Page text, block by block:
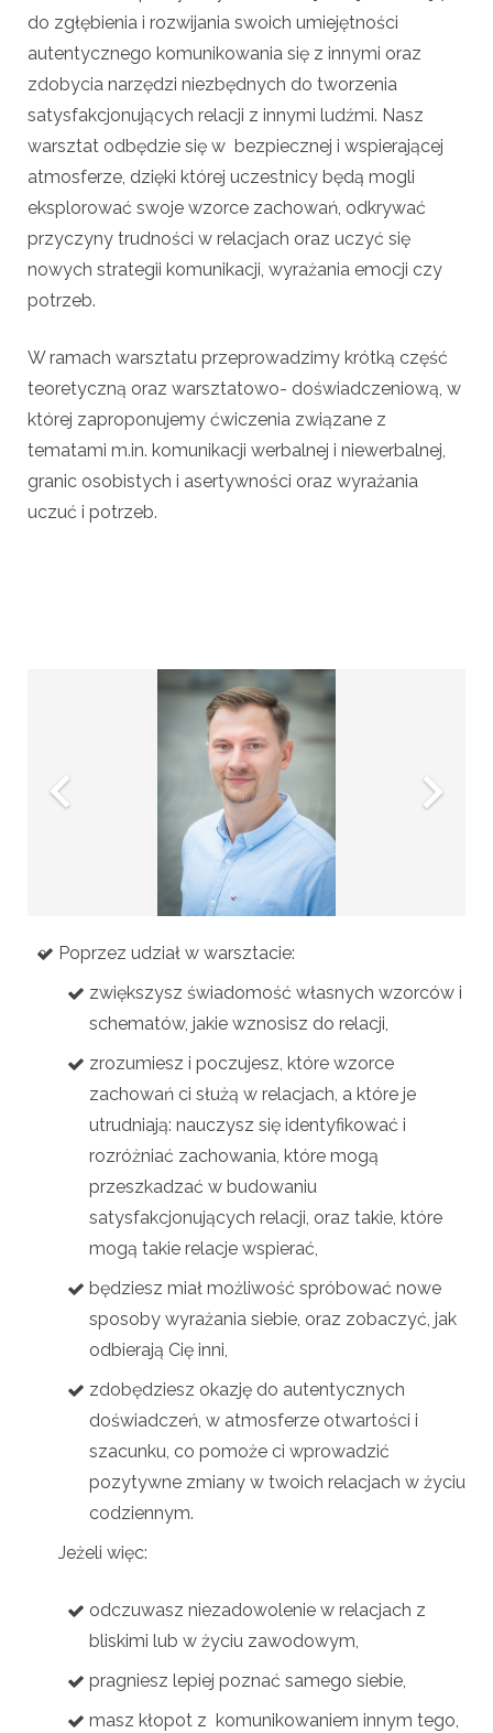
do zgłębienia i rozwijania swoich umiejętności
autentycznego komunikowania się z innymi oraz
zdobycia narzędzi niezbędnych do tworzenia
satysfakcjonujących relacji z innymi ludźmi. Nasz
warsztat odbędzie się w bezpiecznej i wspierającej
atmosferze, dzięki której uczestnicy będą mogli
eksplorować swoje wzorce zachowań, odkrywać
przyczyny trudności w relacjach oraz uczyć się
nowych strategii komunikacji, wyrażania emocji czy
potrzeb.
W ramach warsztatu przeprowadzimy krótką część
teoretyczną oraz warsztatowo- doświadczeniową, w
której zaproponujemy ćwiczenia związane z
tematami m.in. komunikacji werbalnej i niewerbalnej,
granic osobistych i asertywności oraz wyrażania
uczuć i potrzeb.
Poprzez udział w warsztacie:
zwiększysz świadomość własnych wzorców i
schematów, jakie wznosisz do relacji,
zrozumiesz i poczujesz, które wzorce
zachowań ci służą w relacjach, a które je
utrudniają: nauczysz się identyfikować i
rozróżniać zachowania, które mogą
przeszkadzać w budowaniu
satysfakcjonujących relacji, oraz takie, które
mogą takie relacje wspierać,
będziesz miał możliwość spróbować nowe
sposoby wyrażania siebie, oraz zobaczyć, jak
odbierają Cię inni,
zdobędziesz okazję do autentycznych
doświadczeń, w atmosferze otwartości i
szacunku, co pomoże ci wprowadzić
pozytywne zmiany w twoich relacjach w życiu
codziennym.
Jeżeli więc:
odczuwasz niezadowolenie w relacjach z
bliskimi lub w życiu zawodowym,
pragniesz lepiej poznać samego siebie,
masz kłopot z komunikowaniem innym tego,